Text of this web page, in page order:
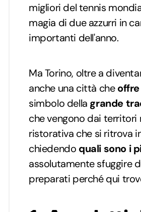
migliori del tennis
magia di due azzurri in
importanti dell'anno.
Ma Torino, oltre a
anche una città che
simbolo della grande
che vengono dai territori
ristorativa che si ritrova
chiedendo quali sono i
assolutamente sfuggire
preparati perché qui